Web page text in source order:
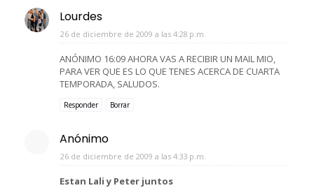
Lourdes
26 de diciembre de 2009 a las 4:28 p.m.
ANÓNIMO 16:09 AHORA VAS A RECIBIR UN MAIL MIO,
PARA VER QUE ES LO QUE TENES ACERCA DE CUARTA
TEMPORADA, SALUDOS.
Responder Borrar
Anónimo
26 de diciembre de 2009 a las 4:33 p.m.
Estan Lali y Peter juntos